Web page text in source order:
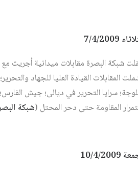
7/4/2009
شبكة البصرة مقابلات ميدانية أجريت مع
المقابلات القيادة العليا للجهاد
سرايا التحرير في ديالى؛ جيش
المقاومة حتى دحر المحتل (شبكة
10/4/2009